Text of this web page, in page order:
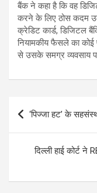
बैंक ने कहा है कि वह
करने के लिए ठोस कदम
क्रेडिट कार्ड, डिजिटल
नियामकीय फैसले का कोई
से उसके समग्र व्यवसाय
Post
navigation
‘पिज्जा हट’ के
दिल्ली हाई कोर्ट